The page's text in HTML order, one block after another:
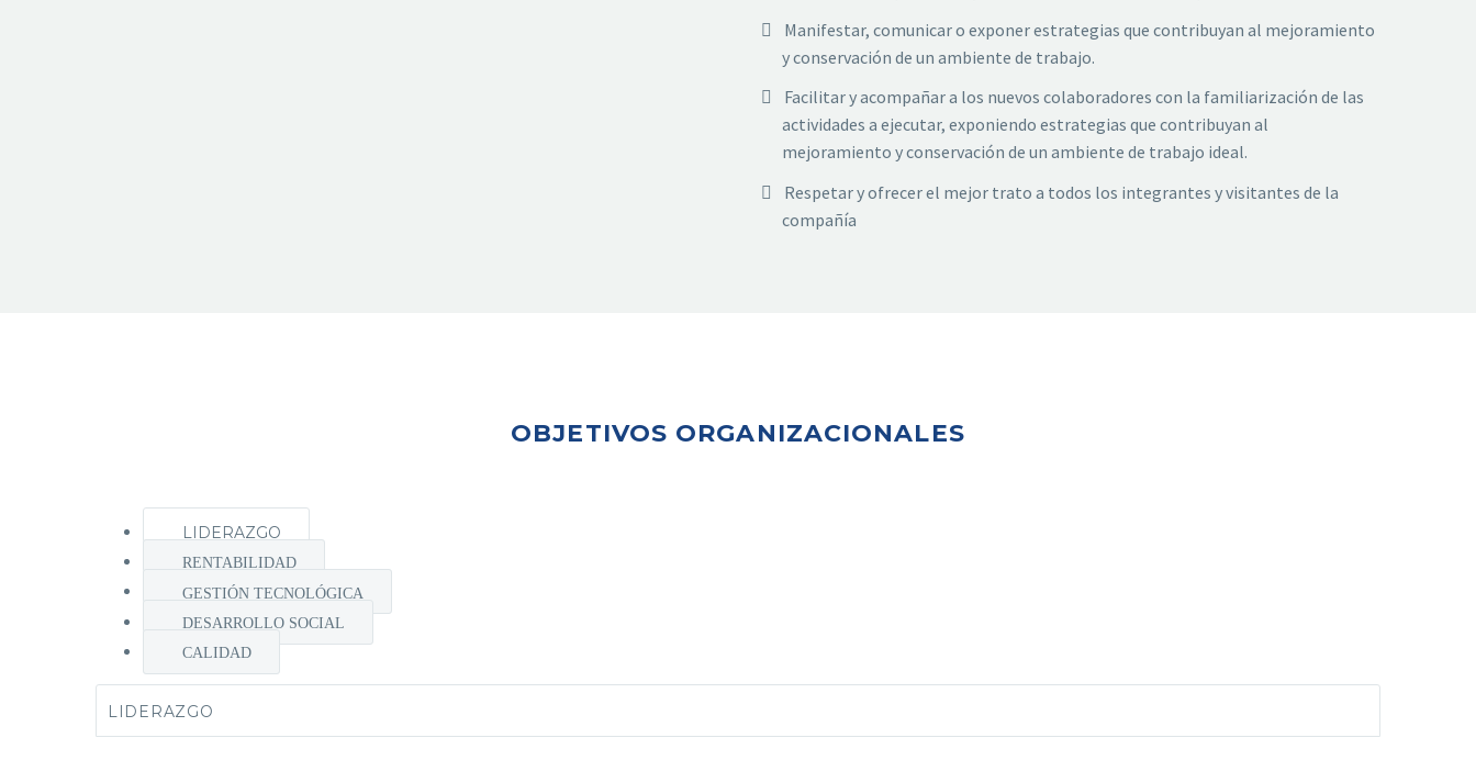
Manifestar, comunicar o exponer estrategias que contribuyan al mejoramiento
y conservación de un ambiente de trabajo.
Facilitar y acompañar a los nuevos colaboradores con la familiarización de las
actividades a ejecutar, exponiendo estrategias que contribuyan al
mejoramiento y conservación de un ambiente de trabajo ideal.
Respetar y ofrecer el mejor trato a todos los integrantes y visitantes de la
compañía
OBJETIVOS ORGANIZACIONALES
LIDERAZGO
RENTABILIDAD
GESTIÓN TECNOLÓGICA
DESARROLLO SOCIAL
CALIDAD
LIDERAZGO